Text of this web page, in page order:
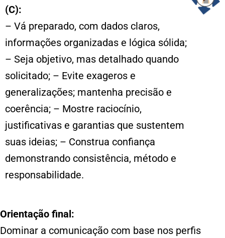
(C):
– Vá preparado, com dados claros,
informações organizadas e lógica sólida;
– Seja objetivo, mas detalhado quando
solicitado; – Evite exageros e
generalizações; mantenha precisão e
coerência; – Mostre raciocínio,
justificativas e garantias que sustentem
suas ideias; – Construa confiança
demonstrando consistência, método e
responsabilidade.
Orientação final:
Dominar a comunicação com base nos perfis